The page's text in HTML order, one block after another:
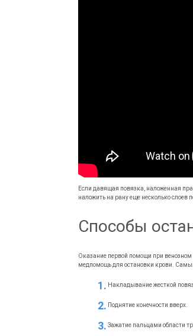
Если давящая повязка, наложенная
наложить на рану еще несколько слоев
Способы
Оказание первой помощи при венозном
медпомощь для остановки крови.
Накладывание жесткой
Поднятие конечности вверх.
Зажатие пальцами области